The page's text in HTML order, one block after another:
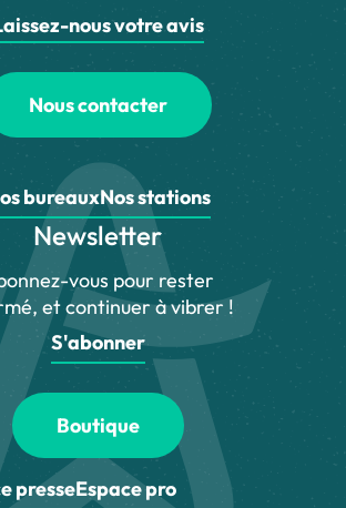
nous votre avis
Nous contacter
bureauxNos stations
Newsletter
vous pour rester
et continuer à vibrer !
S'abonner
Boutique
presseEspace pro